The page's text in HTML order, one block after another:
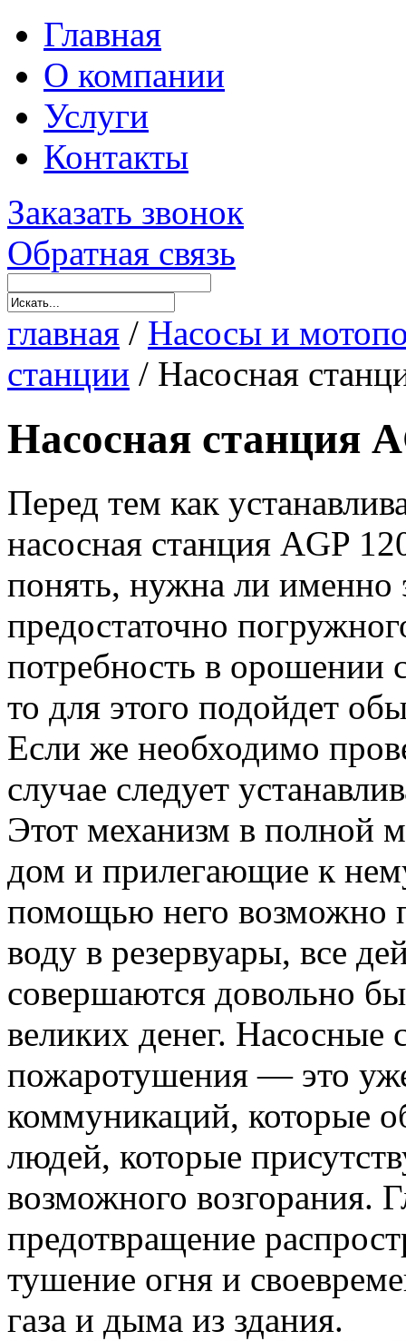
Главная
О компании
Услуги
Контакты
Заказать звонок
Обратная связь
главная / Насосы и
станции / Насосная
Насосная станция
Перед тем как
насосная станция AGP
понять, нужна ли именно
предостаточно
потребность в орошении
то для этого подойдет
Если же необходимо
случае следует
Этот механизм в полной
дом и прилегающие к
помощью него возможно
воду в резервуары, все
совершаются довольно
великих денег. Насосные
пожаротушения — это
коммуникаций, которые
людей, которые
возможного возгорания.
предотвращение
тушение огня и
газа и дыма из здания.